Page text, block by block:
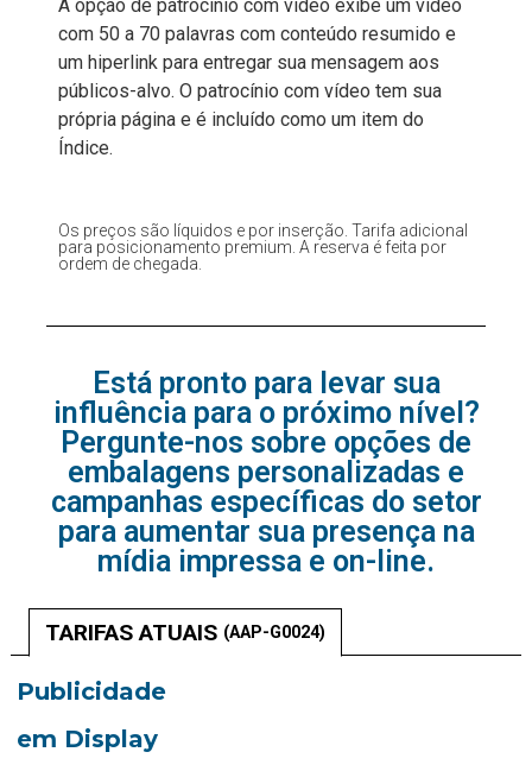
A opção de patrocínio com vídeo exibe um vídeo
com 50 a 70 palavras com conteúdo resumido e
um hiperlink para entregar sua mensagem aos
públicos-alvo. O patrocínio com vídeo tem sua
própria página e é incluído como um item do
Índice.
Os preços são líquidos e por inserção. Tarifa adicional
para posicionamento premium. A reserva é feita por
ordem de chegada.
Está pronto para levar sua
influência para o próximo nível?
Pergunte-nos sobre opções de
embalagens personalizadas e
campanhas específicas do setor
para aumentar sua presença na
mídia impressa e on-line.
TARIFAS ATUAIS (AAP-G0024)
Publicidade
em Display